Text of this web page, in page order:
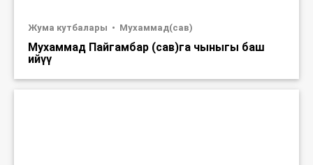
Жума кутбалары Мухаммад(сав)
Мухаммад Пайгамбар (сав)га чыныгы баш
ийүү